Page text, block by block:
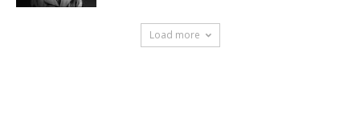
Load more